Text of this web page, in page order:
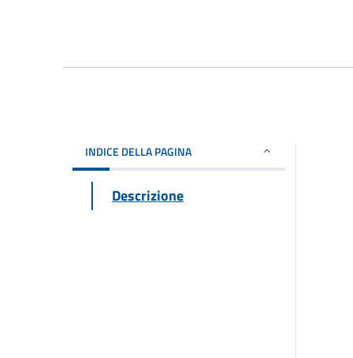
INDICE DELLA PAGINA
Descrizione